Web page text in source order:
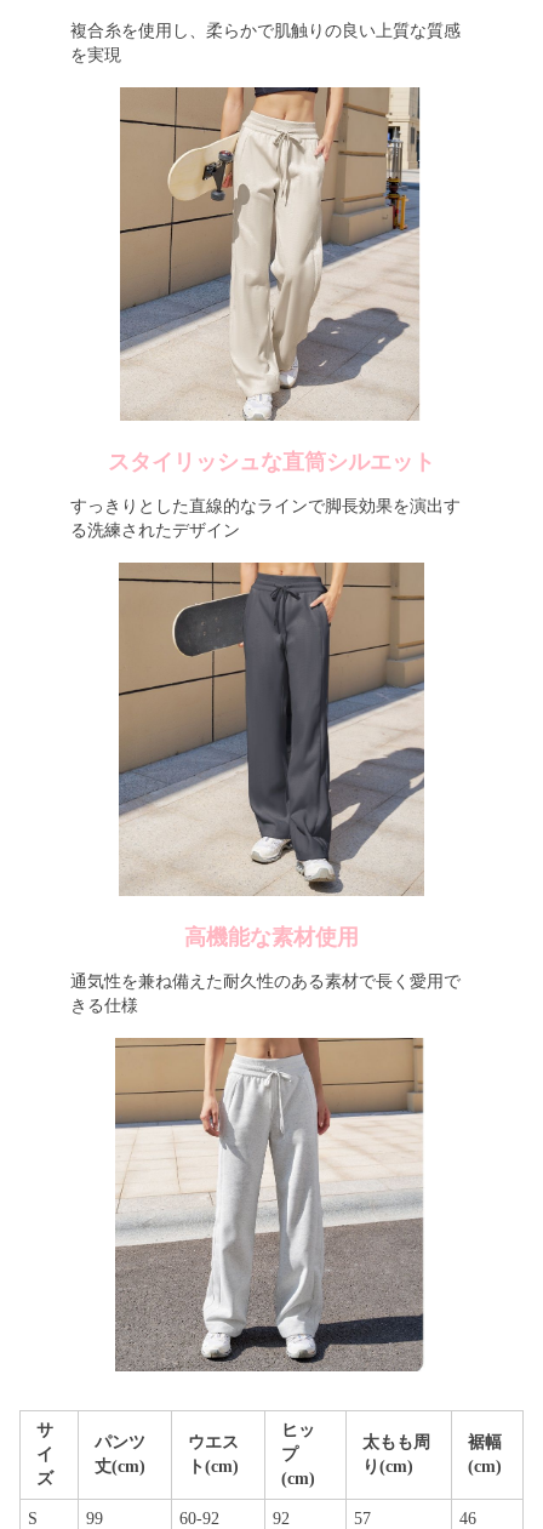
複合糸を使用し、柔らかで肌触りの良い上質な質感
を実現
スタイリッシュな直筒シルエット
すっきりとした直線的なラインで脚長効果を演出す
る洗練されたデザイン
高機能な素材使用
通気性を兼ね備えた耐久性のある素材で長く愛用で
きる仕様
サ
イ
ズ
パンツ
丈(cm)
ウエス
ト(cm)
ヒッ
プ
(cm)
太もも周
り(cm)
裾幅
(cm)
S 99 60-92 92 57 46